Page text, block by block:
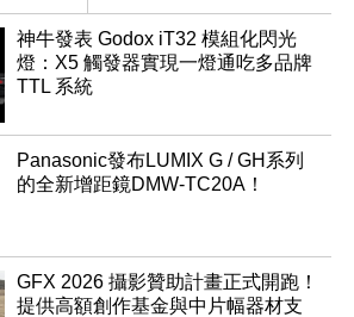
神牛發表 Godox iT32 模組化閃光
燈：X5 觸發器實現一燈通吃多品牌
TTL 系統
Panasonic發布LUMIX G / GH系列
的全新增距鏡DMW-TC20A！
GFX 2026 攝影贊助計畫正式開跑！
提供高額創作基金與中片幅器材支